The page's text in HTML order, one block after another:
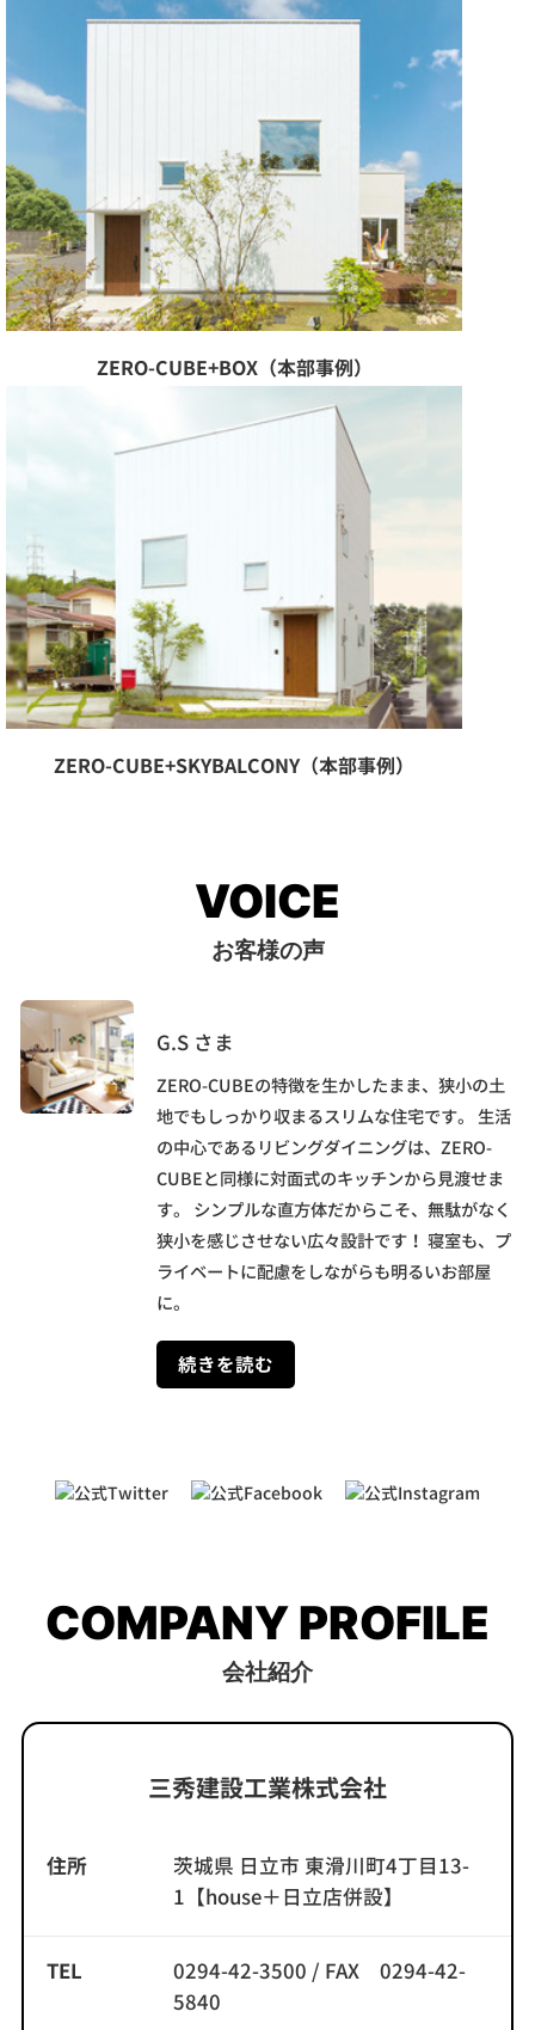
ZERO-CUBE+BOX（本部事例）
ZERO-CUBE+SKYBALCONY（本部事例）
お客様の声
VOICE
G.S さま
ZERO-CUBEの特徴を生かしたまま、狭小の土
地でもしっかり収まるスリムな住宅です。 生活
の中心であるリビングダイニングは、ZERO-
CUBEと同様に対面式のキッチンから見渡せま
す。 シンプルな直方体だからこそ、無駄がなく
狭小を感じさせない広々設計です！ 寝室も、プ
ライベートに配慮をしながらも明るいお部屋
に。
続きを読む
会社紹介
COMPANY PROFILE
三秀建設工業株式会社
住所
茨城県 日立市 東滑川町4丁目13-
1【house＋日立店併設】
TEL
0294-42-3500 / FAX 0294-42-
5840